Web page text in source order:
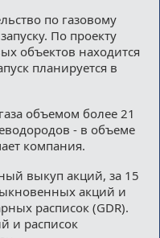
по газовому
По проекту
объектов находится
планируется в
объемом более 21
- в объеме
компания.
выкуп акций, за 15
акций и
расписок (GDR).
и расписок